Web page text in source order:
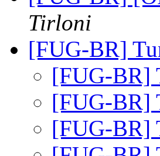
Tirloni
[FUG-BR]
[FUG-BR]
[FUG-BR]
[FUG-BR]